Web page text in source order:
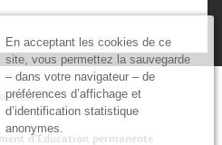
En acceptant les cookies de ce
site, vous permettez la sauvegarde
– dans votre navigateur – de
préférences d’affichage et
d’identification statistique
anonymes.
:
d’Éducation permanente